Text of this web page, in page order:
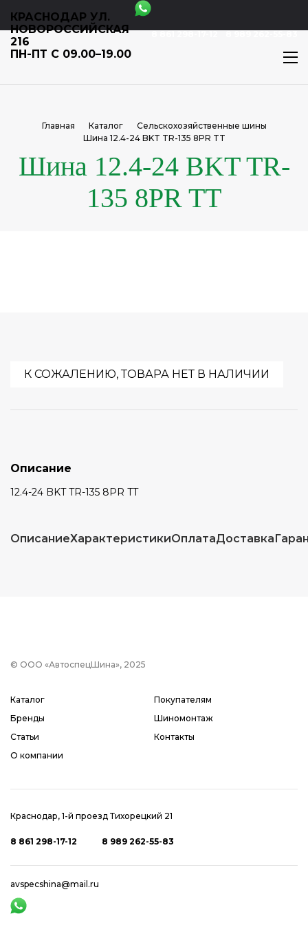
КРАСНОДАР УЛ.
НОВОРОССИЙСКАЯ
216
ПН-ПТ С 09.00–19.00
8 861 298-17-12 8 989 262-55-83
Главная Каталог
Сельскохозяйственные шины
Шина 12.4-24 BKT TR-135 8PR TT
Шина 12.4-24 BKT TR-
135 8PR TT
К СОЖАЛЕНИЮ, ТОВАРА НЕТ В НАЛИЧИИ
Описание
12.4-24 BKT TR-135 8PR TT
ОписаниеХарактеристикиОплатаДоставка
© ООО «АвтоспецШина», 2025
Каталог
Бренды
Статьи
О компании
Покупателям
Шиномонтаж
Контакты
Краснодар, 1-й проезд Тихорецкий 21
8 861 298-17-12 8 989 262-55-83
avspecshina@mail.ru